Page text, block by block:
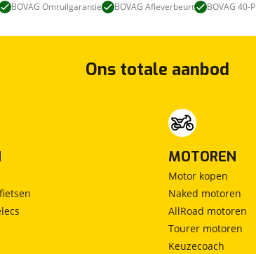
BOVAG Omruilgarantie BOVAG Afleverbeurt BOVAG 40-
Ons totale aanbod
MOTOREN
Motor kopen
Naked motoren
AllRoad motoren
Tourer motoren
Keuzecoach